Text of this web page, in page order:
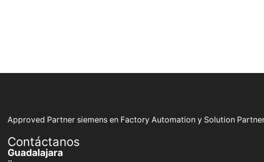
Approved Partner siemens en Factory Automation y Solution
Contáctanos
Guadalajara